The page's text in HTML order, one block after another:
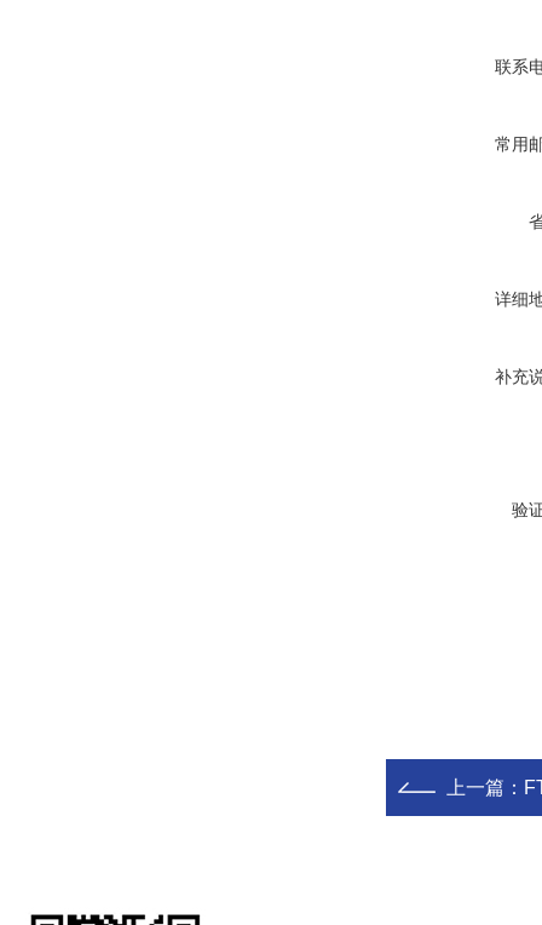
联系
常用
详细
补充
验
上一篇：